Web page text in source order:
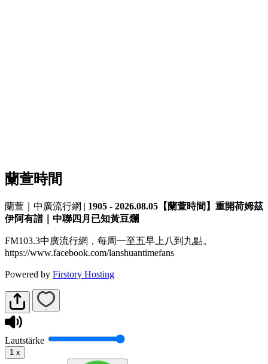
蘭萱時間
蘭萱｜中廣流行網 | 1905 - 2026.08.05【蘭萱時間】重開荷姆茲
伊阿有譜｜中聯四月已知黃豆爛
FM103.3中廣流行網，每周一至五早上八到九點。
https://www.facebook.com/lanshuantimefans
Powered by Firstory Hosting
Lautstärke
1 x